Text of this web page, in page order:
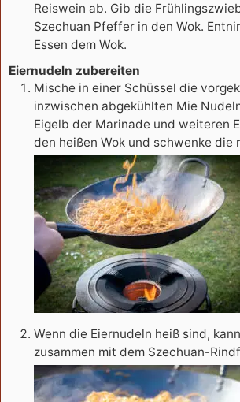
Reiswein ab. Gib die
Szechuan Pfeffer in den Wok.
Essen dem Wok.
Eiernudeln zubereiten
Mische in einer Schüssel die
inzwischen abgekühlten Mie
Eigelb der Marinade und weiteren
den heißen Wok und schwenke die
Wenn die Eiernudeln heiß sind,
zusammen mit dem Szechuan-